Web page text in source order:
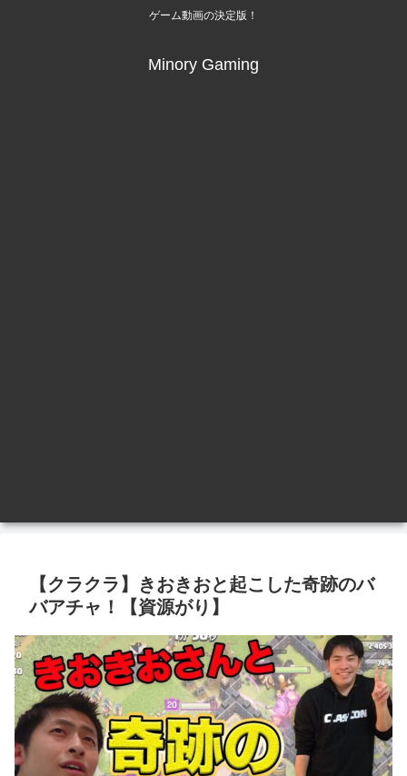
ゲーム動画の決定版！
Minory Gaming
【クラクラ】きおきおと起こした奇跡のバ
バアチャ！【資源がり】